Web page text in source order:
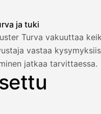
ja tuki
Turva vakuuttaa
vastaa
jatkaa tarvittaessa.